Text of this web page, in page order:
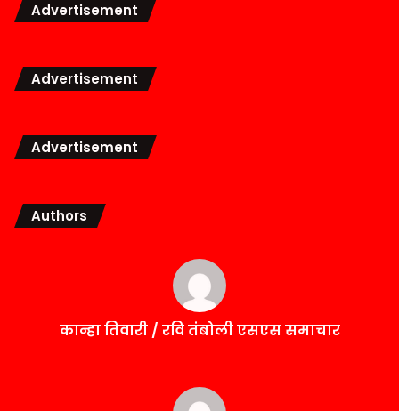
Advertisement
Advertisement
Advertisement
Authors
कान्हा तिवारी / रवि तंबोली एसएस समाचार